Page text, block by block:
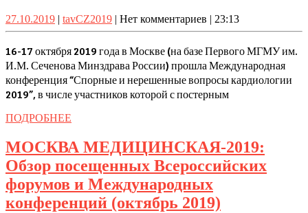
г.)
Обзор
посещенных
Всероссийских
форумов
и
Международных
конференций
(октябрь
2019)
–
27.10.201927.10.2019
| tavCZ2019tavCZ2019
| Нет комментариев | 23:13
16-17 октября 2019 года в Москве (на базе Первого МГМУ им.
И.М. Сеченова Минздрава России) прошла Международная
конференция “Спорные и нерешенные вопросы кардиологии
2019”, в числе участников которой с постерным
ПОДРОБНЕЕ
МОСКВА МЕДИЦИНСКАЯ-2019:
Обзор посещенных Всероссийских
форумов и Международных
конференций (октябрь 2019)